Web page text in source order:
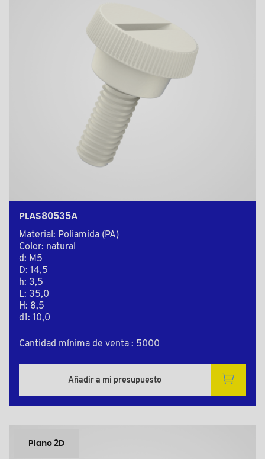
PLAS80535A
Material: Poliamida (PA)
Color: natural
d: M5
D: 14,5
h: 3,5
L: 35,0
H: 8,5
d1: 10,0
Cantidad mínima de venta : 5000
Añadir a mi presupuesto
Plano 2D